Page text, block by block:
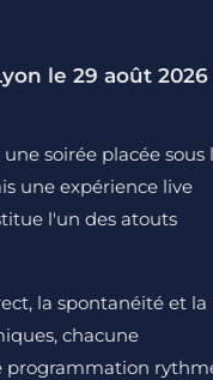
le 29 août 2026
soirée placée sous
une expérience live
l'un des atouts
la spontanéité et la
chacune
programmation